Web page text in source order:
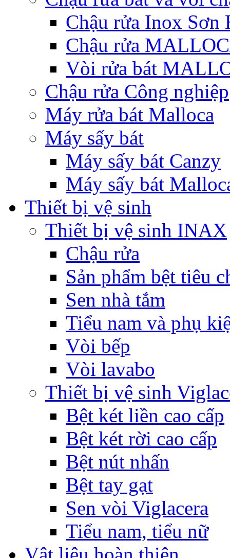
Chậu rửa Inox Sơn
Chậu rửa
Vòi rửa bát
Chậu rửa Công nghiệp
Máy rửa bát Malloca
Máy sấy bát
Máy sấy bát Canzy
Máy sấy bát
Thiết bị vệ sinh
Thiết bị vệ sinh INAX
Chậu rửa
Sản phẩm bệt tiêu
Sen nhà tắm
Tiểu nam và phụ
Vòi bếp
Vòi lavabo
Thiết bị vệ sinh
Bệt két liền cao cấp
Bệt két rời cao cấp
Bệt nút nhấn
Bệt tay gạt
Sen vòi Viglacera
Tiểu nam, tiểu nữ